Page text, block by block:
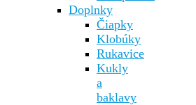
Doplnky
Čiapky
Klobúky
Rukavice
Kukly
a
baklavy